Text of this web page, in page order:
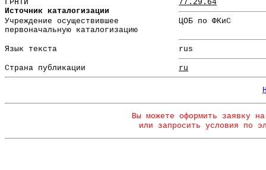
ГРНТИ
77.29.64
Источник каталогизации
Учреждение осуществившее
первоначальную каталогизацию
ЦОБ по ФКиС
Язык текста rus
Страна публикации ru
Вы можете оформить заявку
или запросить условия по